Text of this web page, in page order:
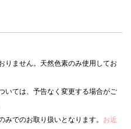
りません。天然色素のみ使用してお
いては、予告なく変更する場合がご
でのお取り扱いとなります。 お近